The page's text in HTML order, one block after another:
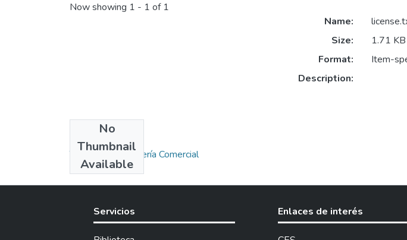
Now showing 1 - 1 of 1
No
Thumbnail
Available
Name:
Size:
1.71 KB
Format:
Item-
Description:
Collections
Titulación - Ingeniería Comercial
Servicios Enlaces de interés